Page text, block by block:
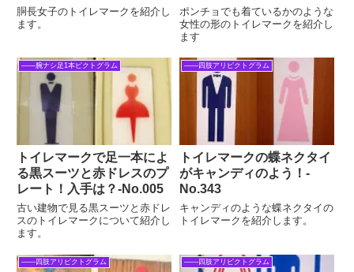
胴長女子のトイレマークを紹介し
ます。
ポンチョでも着ているかのような
女性の形のトイレマークを紹介し
ます
――腕ナシ足1本ピクトグラム
トイレマークで足一本によ
る黒スーツと赤ドレスのプ
レート！入手は？-No.005
古い建物で見る黒スーツと赤ドレ
スのトイレマークについて紹介し
ます。
――四肢アリピクトグラム
トイレマークの蝶ネクタイ
がキャンディのよう！‐
No.343
キャンディのような蝶ネクタイの
トイレマークを紹介します。
――四肢アリピクトグラム ――四肢アリピクトグラム